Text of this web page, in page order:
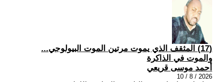
(17) المثقف الذي يموت مرتين الموت البيولوجي...
والموت في الذاكرة
أحمد موسى قريعي
2026 / 8 / 10